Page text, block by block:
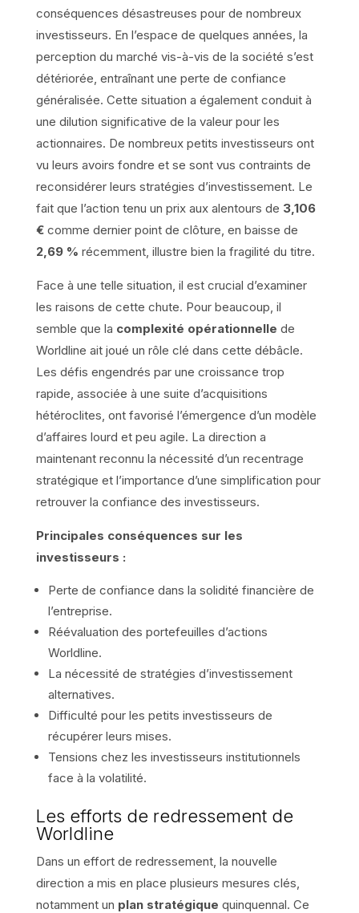
conséquences désastreuses pour de nombreux
investisseurs. En l’espace de quelques années, la
perception du marché vis-à-vis de la société s’est
détériorée, entraînant une perte de confiance
généralisée. Cette situation a également conduit à
une dilution significative de la valeur pour les
actionnaires. De nombreux petits investisseurs ont
vu leurs avoirs fondre et se sont vus contraints de
reconsidérer leurs stratégies d’investissement. Le
fait que l’action tenu un prix aux alentours de 3,106
€comme dernier point de clôture, en baisse de
2,69 % récemment, illustre bien la fragilité du titre.
Face à une telle situation, il est crucial d’examiner
les raisons de cette chute. Pour beaucoup, il
semble que la complexité opérationnelle de
Worldline ait joué un rôle clé dans cette débâcle.
Les défis engendrés par une croissance trop
rapide, associée à une suite d’acquisitions
hétéroclites, ont favorisé l’émergence d’un modèle
d’affaires lourd et peu agile. La direction a
maintenant reconnu la nécessité d’un recentrage
stratégique et l’importance d’une simplification pour
retrouver la confiance des investisseurs.
Principales conséquences sur les
investisseurs :
Perte de confiance dans la solidité financière de
l’entreprise.
Réévaluation des portefeuilles d’actions
Worldline.
La nécessité de stratégies d’investissement
alternatives.
Difficulté pour les petits investisseurs de
récupérer leurs mises.
Tensions chez les investisseurs institutionnels
face à la volatilité.
Les efforts de redressement de
Worldline
Dans un effort de redressement, la nouvelle
direction a mis en place plusieurs mesures clés,
notamment un plan stratégique quinquennal. Ce